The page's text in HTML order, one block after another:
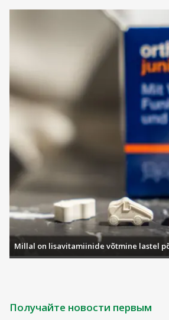
Millal on lisavitamiinide võtmine lastel
Получайте новости первым